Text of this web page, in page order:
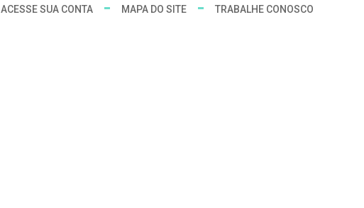
ACESSE SUA CONTA MAPA DO SITE TRABALHE CONOSCO